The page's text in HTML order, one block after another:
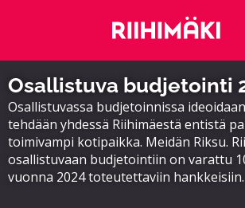
Osallistuva budjetointi
Osallistuvassa budjetoinnissa
tehdään yhdessä Riihimäestä entistä
toimivampi kotipaikka. Meidän Riksu.
osallistuvaan budjetointiin on varattu
vuonna 2024 toteutettaviin hankkeisiin.